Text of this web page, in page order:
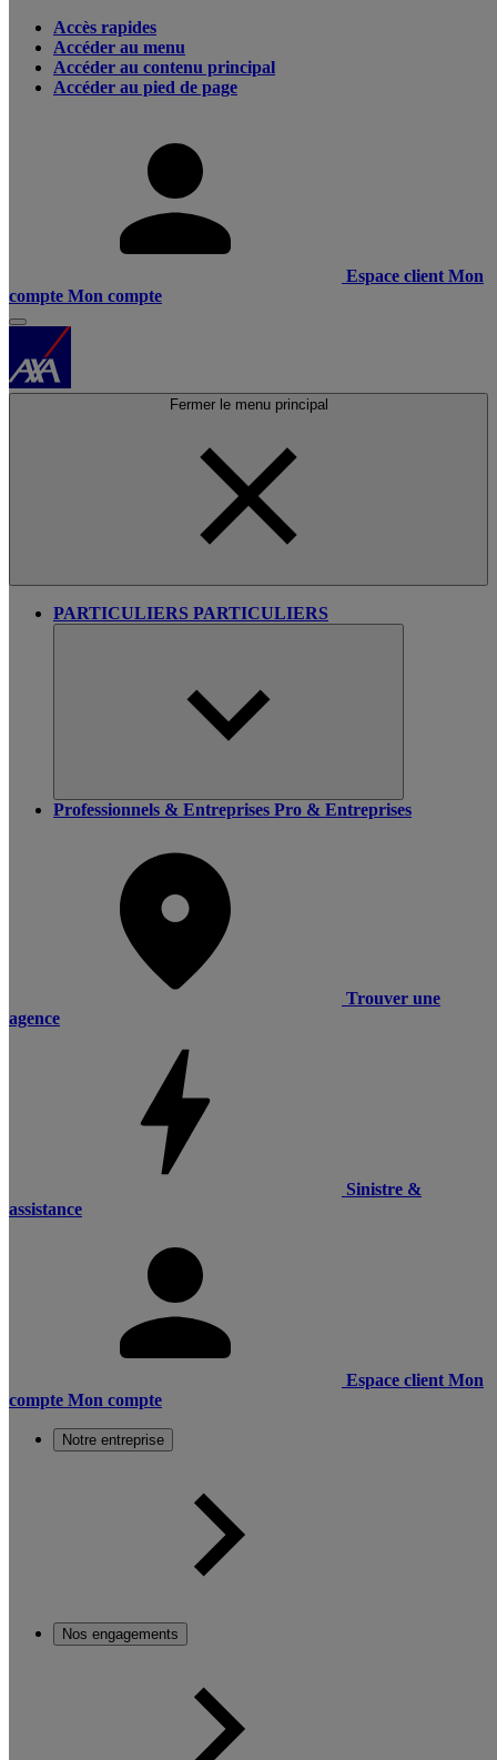
Accès rapides
Accéder au menu
Accéder au contenu principal
Accéder au pied de page
Espace client Mon
compte Mon compte
Fermer le menu principal
PARTICULIERS PARTICULIERS
Professionnels & Entreprises Pro & Entreprises
Trouver une
agence
Sinistre &
assistance
Espace client Mon
compte Mon compte
Notre entreprise
Nos engagements